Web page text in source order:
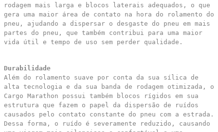
rodagem mais larga e blocos laterais adequados, o que
gera uma maior área de contato na hora do rolamento do
pneu, ajudando a dispersar o desgaste do pneu em mais
partes do pneu, que também contribui para uma maior
vida útil e tempo de uso sem perder qualidade.
Durabilidade
Além do rolamento suave por conta da sua sílica de
alta tecnologia e da sua banda de rodagem otimizada, o
Cargo Marathon possui também blocos rígidos em sua
estrutura que fazem o papel da dispersão de ruídos
causados pelo contato constante do pneu com a estrada.
Dessa forma, o ruído é severamente reduzido, causando